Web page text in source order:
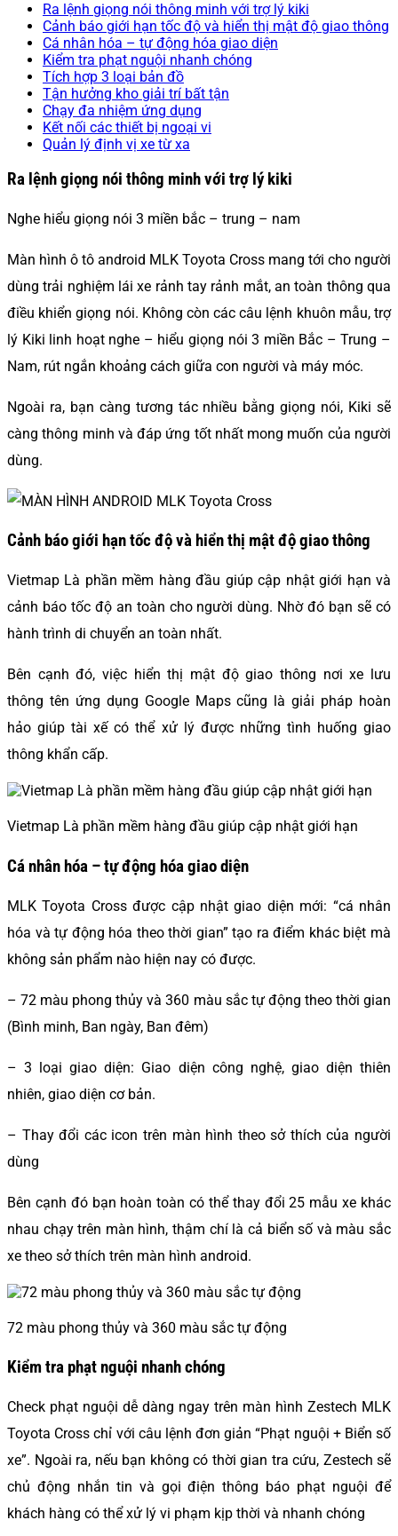
Ra lệnh giọng nói thông minh với trợ lý kiki
Cảnh báo giới hạn tốc độ và hiển thị mật độ giao thông
Cá nhân hóa – tự động hóa giao diện
Kiểm tra phạt nguội nhanh chóng
Tích hợp 3 loại bản đồ
Tận hưởng kho giải trí bất tận
Chạy đa nhiệm ứng dụng
Kết nối các thiết bị ngoại vi
Quản lý định vị xe từ xa
Ra lệnh giọng nói thông minh với trợ lý kiki
Nghe hiểu giọng nói 3 miền bắc – trung – nam
Màn hình ô tô android MLK Toyota Cross mang tới cho người
dùng trải nghiệm lái xe rảnh tay rảnh mắt, an toàn thông qua
điều khiển giọng nói. Không còn các câu lệnh khuôn mẫu, trợ
lý Kiki linh hoạt nghe – hiểu giọng nói 3 miền Bắc – Trung –
Nam, rút ngắn khoảng cách giữa con người và máy móc.
Ngoài ra, bạn càng tương tác nhiều bằng giọng nói, Kiki sẽ
càng thông minh và đáp ứng tốt nhất mong muốn của người
dùng.
Cảnh báo giới hạn tốc độ và hiển thị mật độ giao thông
Vietmap Là phần mềm hàng đầu giúp cập nhật giới hạn và
cảnh báo tốc độ an toàn cho người dùng. Nhờ đó bạn sẽ có
hành trình di chuyển an toàn nhất.
Bên cạnh đó, việc hiển thị mật độ giao thông nơi xe lưu
thông tên ứng dụng Google Maps cũng là giải pháp hoàn
hảo giúp tài xế có thể xử lý được những tình huống giao
thông khẩn cấp.
Vietmap Là phần mềm hàng đầu giúp cập nhật giới hạn
Cá nhân hóa – tự động hóa giao diện
MLK Toyota Cross được cập nhật giao diện mới: “cá nhân
hóa và tự động hóa theo thời gian” tạo ra điểm khác biệt mà
không sản phẩm nào hiện nay có được.
– 72 màu phong thủy và 360 màu sắc tự động theo thời gian
(Bình minh, Ban ngày, Ban đêm)
– 3 loại giao diện: Giao diện công nghệ, giao diện thiên
nhiên, giao diện cơ bản.
– Thay đổi các icon trên màn hình theo sở thích của người
dùng
Bên cạnh đó bạn hoàn toàn có thể thay đổi 25 mẫu xe khác
nhau chạy trên màn hình, thậm chí là cả biển số và màu sắc
xe theo sở thích trên màn hình android.
72 màu phong thủy và 360 màu sắc tự động
Kiểm tra phạt nguội nhanh chóng
Check phạt nguội dễ dàng ngay trên màn hình Zestech MLK
Toyota Cross chỉ với câu lệnh đơn giản “Phạt nguội + Biển số
xe”. Ngoài ra, nếu bạn không có thời gian tra cứu, Zestech sẽ
chủ động nhắn tin và gọi điện thông báo phạt nguội để
khách hàng có thể xử lý vi phạm kịp thời và nhanh chóng